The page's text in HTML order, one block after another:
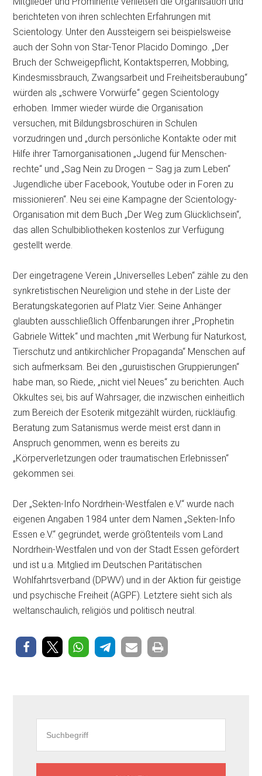
berichteten von ihren schlechten Erfahrungen mit
Scientology. Unter den Aussteigern sei beispielsweise
auch der Sohn von Star-Tenor Placido Domingo. „Der
Bruch der Schweigepflicht, Kontaktsperren, Mobbing,
Kindesmissbrauch, Zwangsarbeit und Freiheitsberaubung“
würden als „schwere Vorwürfe“ gegen Scientology
erhoben. Immer wieder würde die Organisation
versuchen, mit Bildungsbroschüren in Schulen
vorzudringen und „durch persönliche Kontakte oder mit
Hilfe ihrer Tarnorganisationen „Jugend für Menschen­
rechte“ und „Sag Nein zu Drogen – Sag ja zum Leben“
Jugendliche über Facebook, Youtube oder in Foren zu
missionieren“. Neu sei eine Kampagne der Scientology-
Organisation mit dem Buch „Der Weg zum Glücklichsein“,
das allen Schulbibliotheken kostenlos zur Verfügung
gestellt werde.
Der eingetragene Verein „Universelles Leben“ zähle zu den
synkretistischen Neureli­gion und stehe in der Liste der
Beratungskategorien auf Platz Vier. Seine Anhänger
glaubten ausschließlich Offenbarungen ihrer „Prophetin
Gabriele Wittek“ und machten „mit Werbung für Naturkost,
Tierschutz und antikirch­licher Propaganda“ Menschen auf
sich aufmerksam. Bei den „guruistischen Gruppierungen“
habe man, so Riede, „nicht viel Neues“ zu berichten. Auch
Okkultes sei, bis auf Wahrsager, die inzwischen einheitlich
zum Bereich der Esoterik mitgezählt würden, rückläufig.
Beratung zum Satanismus werde meist erst dann in
Anspruch genommen, wenn es bereits zu
„Körperverletzungen oder traumatischen Erlebnissen“
gekommen sei.
Der „Sekten-Info Nordrhein-Westfalen e.V.“ wurde nach
eigenen Angaben 1984 unter dem Namen „Sekten-Info
Essen e.V.“ gegründet, werde größtenteils vom Land
Nordrhein-Westfalen und von der Stadt Essen gefördert
und ist u.a. Mitglied im Deutschen Paritätischen
Wohlfahrtsverband (DPWV) und in der Aktion für geistige
und psychische Freiheit (AGPF). Letztere sieht sich als
weltanschaulich, religiös und politisch neutral.